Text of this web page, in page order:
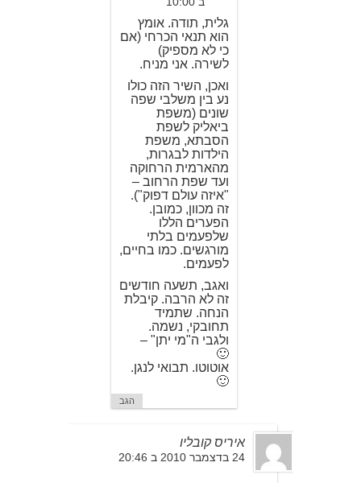
גלית, תודה. אומץ
הוא תנאי הכרחי (אם
כי לא מספיק)
לשירה. אני מניח.
ואכן, השיר הזה כולו
נע בין משלבי שפה
שונים (משפת
ביאליק לשפת
הסבתא, משפת
הילדות לבגרות,
מהארמית הרחוקה
ועד שפת הרחוב –
"איזה עולם דפוק").
זה מכוון, כמובן.
הפערים הללו
שלפעמים בלתי
מורגשים. כמו בחיים,
לפעמים.
ואגב, תשעה חודשים
זה לא הרבה. קיבלת
הנחה. שתמיד
תחובקי, נשמה.
ולגבי ה"מי יתן" –
🙂
אוטוטו. תבואי לנגן.
🙂
הגב
איריס קובליו
24 בדצמבר 2010 ב 20:46